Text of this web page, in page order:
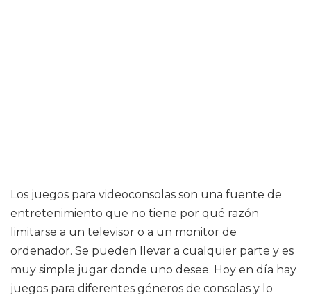
Los juegos para videoconsolas son una fuente de
entretenimiento que no tiene por qué razón
limitarse a un televisor o a un monitor de
ordenador. Se pueden llevar a cualquier parte y es
muy simple jugar donde uno desee. Hoy en día hay
juegos para diferentes géneros de consolas y lo